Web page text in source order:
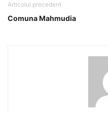
Articolul precedent
Comuna Mahmudia